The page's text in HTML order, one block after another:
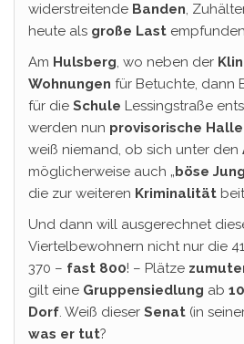
widerstreitende Banden,
heute als große Last
Am Hulsberg, wo neben der
Wohnungen für Betuchte, dann
für die Schule Lessingstraße
werden nun provisorische
weiß niemand, ob sich unter den
möglicherweise auch „böse
die zur weiteren Kriminalität
Und dann will ausgerechnet
Viertelbewohnern nicht nur die
370 – fast 800! – Plätze
gilt eine Gruppensiedlung ab
Dorf. Weiß dieser Senat (in
was er tut?